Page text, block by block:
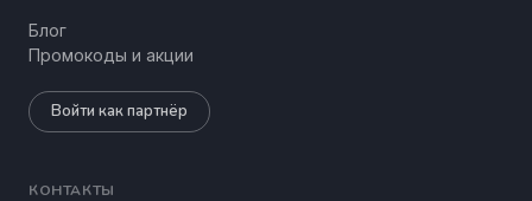
Блог
Промокоды и акции
Войти как партнёр
КОНТАКТЫ